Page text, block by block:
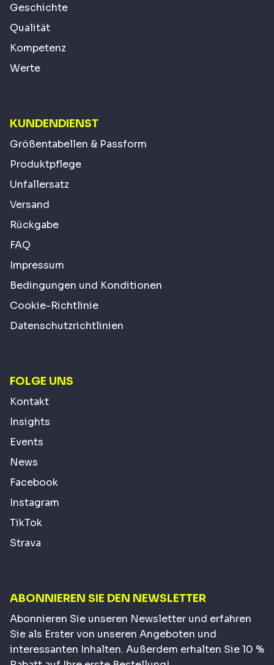
Geschichte
Qualität
Kompetenz
Werte
KUNDENDIENST
Größentabellen & Passform
Produktpflege
Unfallersatz
Versand
Rückgabe
FAQ
Impressum
Bedingungen und Konditionen
Cookie-Richtlinie
Datenschutzrichtlinien
FOLGE UNS
Kontakt
Insights
Events
News
Facebook
Instagram
TikTok
Strava
ABONNIEREN SIE DEN NEWSLETTER
Abonnieren Sie unseren Newsletter und erfahren
Sie als Erster von unseren Angeboten und
interessanten Inhalten. Außerdem erhalten Sie 10 %